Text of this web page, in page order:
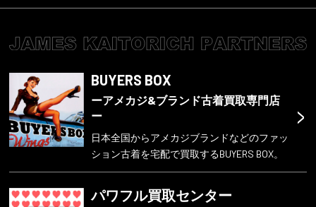
>
BUYERS BOX
ーアメカジ&ブランド古着買取専門店
ー
日本全国からアメカジブランドなどのファッ
ション古着を宅配で買取するBUYERS BOX。
パワフル買取センター